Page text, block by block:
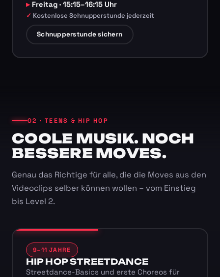
Freitag · 15:15–16:15 Uhr
Kostenlose Schnupperstunde jederzeit
Schnupperstunde sichern
02 · TEENS & HIP HOP
COOLE MUSIK. NOCH
BESSERE MOVES.
Genau das Richtige für alle, die die Moves aus den
Videoclips selber können wollen – vom Einstieg
bis Level 2.
9–11 JAHRE
HIP HOP STREETDANCE
Streetdance-Basics und erste Choreos für